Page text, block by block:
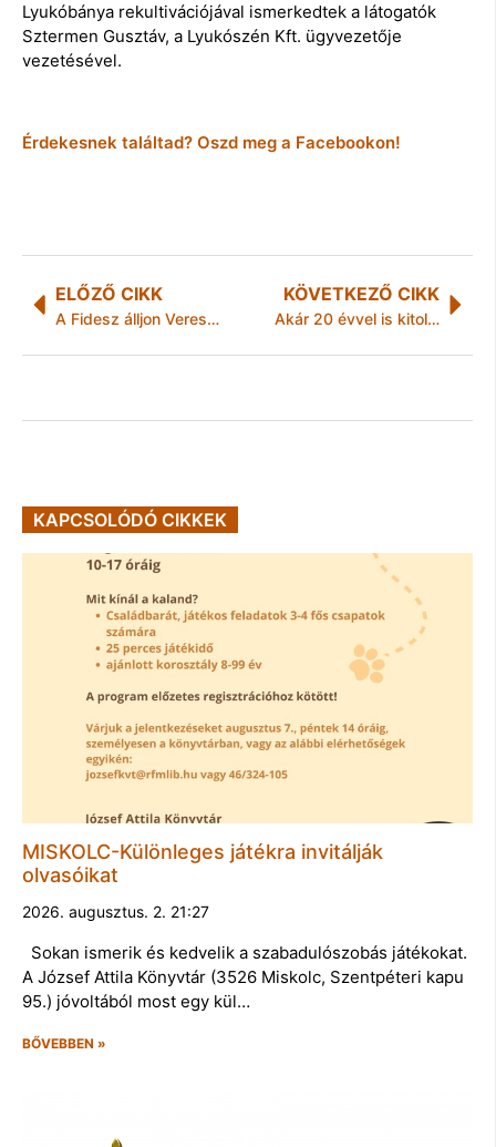
Lyukóbánya rekultivációjával ismerkedtek a látogatók
Sztermen Gusztáv, a Lyukószén Kft. ügyvezetője
vezetésével.
Érdekesnek találtad? Oszd meg a Facebookon!
ELŐZŐ CIKK
A Fidesz álljon Veres Pál mögé!
KÖVETKEZŐ CIKK
Akár 20 évvel is kitolhatja a menopauza kezdetét egy úttörő brit beavatkozás
KAPCSOLÓDÓ CIKKEK
MISKOLC-Különleges játékra invitálják
olvasóikat
2026. augusztus. 2. 21:27
Sokan ismerik és kedvelik a szabadulószobás játékokat.
A József Attila Könyvtár (3526 Miskolc, Szentpéteri kapu
95.) jóvoltából most egy kül…
BŐVEBBEN »